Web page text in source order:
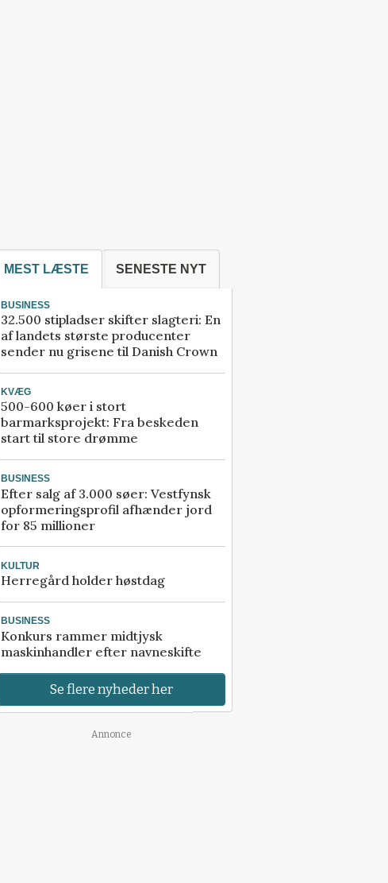
MEST LÆSTE SENESTE NYT
BUSINESS
32.500 stipladser skifter slagteri: En
af landets største producenter
sender nu grisene til Danish Crown
KVÆG
500-600 køer i stort
barmarksprojekt: Fra beskeden
start til store drømme
BUSINESS
Efter salg af 3.000 søer: Vestfynsk
opformeringsprofil afhænder jord
for 85 millioner
KULTUR
Herregård holder høstdag
BUSINESS
Konkurs rammer midtjysk
maskinhandler efter navneskifte
Se flere nyheder her
Annonce